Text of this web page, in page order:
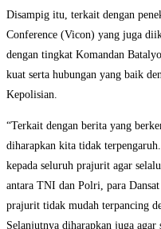
Disampig itu, terkait dengan
Conference (Vicon) yang juga
dengan tingkat Komandan
kuat serta hubungan yang baik
Kepolisian.
“Terkait dengan berita yang
diharapkan kita tidak
kepada seluruh prajurit agar
antara TNI dan Polri, para
prajurit tidak mudah terpancing
Selanjutnya diharapkan juga